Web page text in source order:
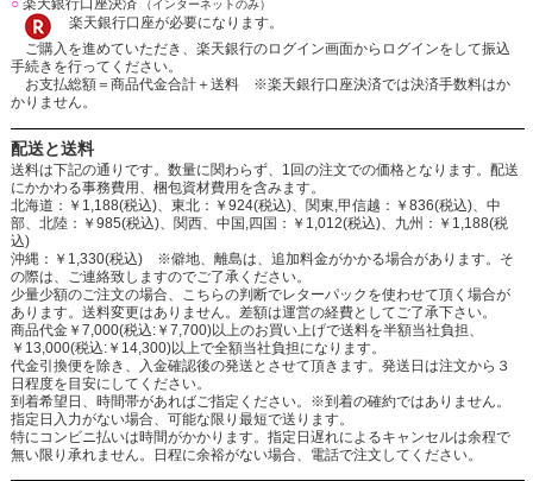
○楽天銀行口座決済 （インターネットのみ）
楽天銀行口座が必要になります。
ご購入を進めていただき、楽天銀行のログイン画面からログインをして振込
手続きを行ってください。
お支払総額＝商品代金合計＋送料 ※楽天銀行口座決済では決済手数料はか
かりません。
配送と送料
送料は下記の通りです。数量に関わらず、1回の注文での価格となります。配送
にかかわる事務費用、梱包資材費用を含みます。
北海道：￥1,188(税込)、東北：￥924(税込)、関東,甲信越：￥836(税込)、中
部、北陸：￥985(税込)、関西、中国,四国：￥1,012(税込)、九州：￥1,188(税
込)
沖縄：￥1,330(税込) ※僻地、離島は、追加料金がかかる場合があります。そ
の際は、ご連絡致しますのでご了承ください。
少量少額のご注文の場合、こちらの判断でレターパックを使わせて頂く場合が
あります。送料変更はありません。差額は運営の経費としてご了承下さい。
商品代金￥7,000(税込:￥7,700)以上のお買い上げで送料を半額当社負担、
￥13,000(税込:￥14,300)以上で全額当社負担になります。
代金引換便を除き、入金確認後の発送とさせて頂きます。発送日は注文から３
日程度を目安にしてください。
到着希望日、時間帯があればご指定ください。※到着の確約ではありません。
指定日入力がない場合、可能な限り最短で送ります。
特にコンビニ払いは時間がかかります。指定日遅れによるキャンセルは余程で
無い限り承れません。日程に余裕がない場合、電話で注文してください。